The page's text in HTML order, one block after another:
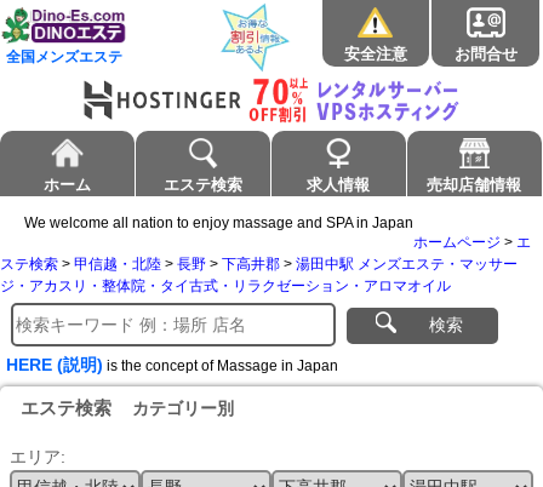
全国メンズエステ 安全注意 お問合せ
ホーム エステ検索 求人情報 売却店舗情報
We welcome all nation to enjoy massage and SPA in Japan
ホームページ > エ
ステ検索 > 甲信越・北陸 > 長野 > 下高井郡 > 湯田中駅 メンズエステ・マッサー
ジ・アカスリ・整体院・タイ古式・リラクゼーション・アロマオイル
検索
HERE (説明) is the concept of Massage in Japan
エステ検索 カテゴリー別
エリア: